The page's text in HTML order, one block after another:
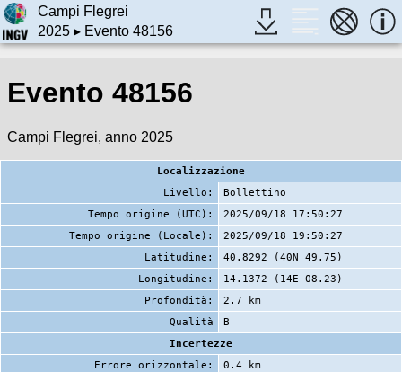
Campi Flegrei
2025▸ Evento 48156
Evento 48156
Campi Flegrei, anno 2025
Localizzazione
Livello:
Bollettino
Tempo origine (UTC):
2025/09/18 17:50:27
Tempo origine (Locale):
2025/09/18 19:50:27
Latitudine:
40.8292 (40N 49.75)
Longitudine:
14.1372 (14E 08.23)
Profondità:
2.7 km
Qualità
B
Incertezze
Errore orizzontale:
0.4 km